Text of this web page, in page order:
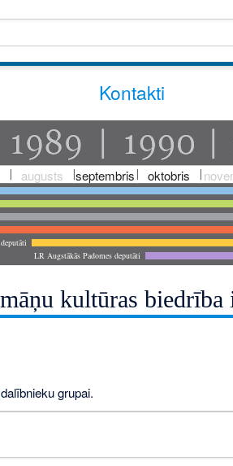
Kontakti
augusts septembris oktobris
LR Augstākās Padomes deputāti
kultūras biedrība
grupai.